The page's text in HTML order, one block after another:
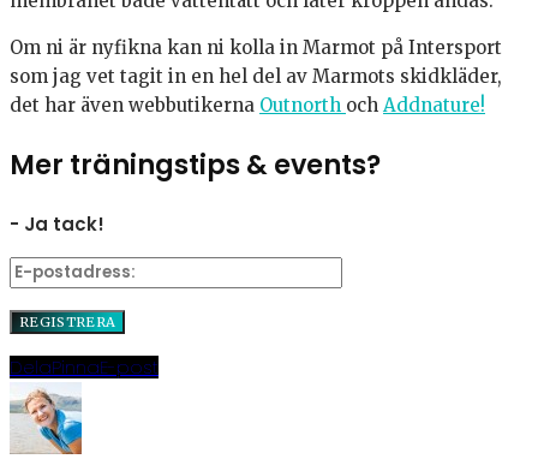
Om ni är nyfikna kan ni kolla in Marmot på Intersport
som jag vet tagit in en hel del av Marmots skidkläder,
det har även webbutikerna Outnorth och Addnature!
Mer träningstips & events?
- Ja tack!
DelaPinnaE-post